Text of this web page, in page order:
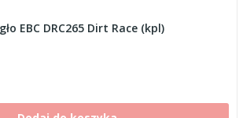
EBC DRC265 Dirt Race (kpl)